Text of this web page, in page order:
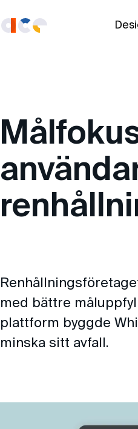
med bättre
plattform byggde
minska sitt avfall.